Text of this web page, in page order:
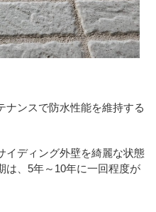
ナンスで防水性能を維持する
イディング外壁を綺麗な状態
は、5年～10年に一回程度が